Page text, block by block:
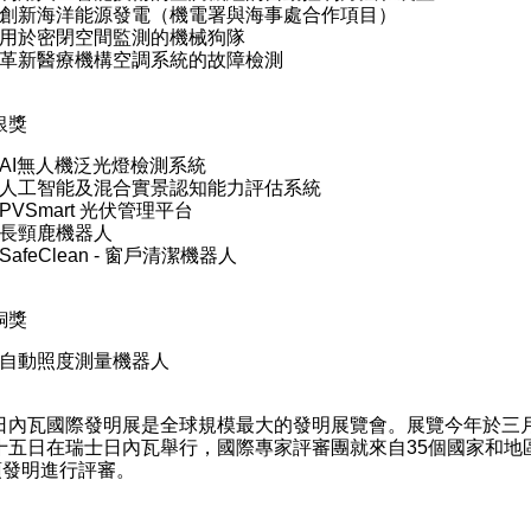
創新海洋能源發電（機電署與海事處合作項目）
用於密閉空間監測的機械狗隊
革新醫療機構空調系統的故障檢測
AI無人機泛光燈檢測系統
人工智能及混合實景認知能力評估系統
PVSmart 光伏管理平台
長頸鹿機器人
SafeClean - 窗戶清潔機器人
自動照度測量機器人
國際發明展是全球規模最大的發明展覽會。展覽今年於三
五日在瑞士日內瓦舉行，國際專家評審團就來自35個國家和地
明進行評審。